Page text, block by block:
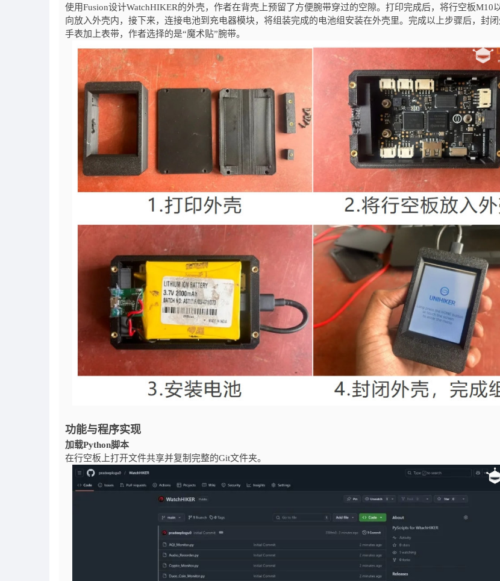
使用Fusion设计WatchHIKER的外壳，作者在背壳上预留了方便腕带穿过的空隙。打印完成后，将行空板M10
向放入外壳内，接下来，连接电池到充电器模块，将组装完成的电池组安装在外壳里。完成以上步骤后，封
手表加上表带，作者选择的是“魔术贴”腕带。
功能与程序实现
加载Python脚本
在行空板上打开文件共享并复制完整的Git文件夹。